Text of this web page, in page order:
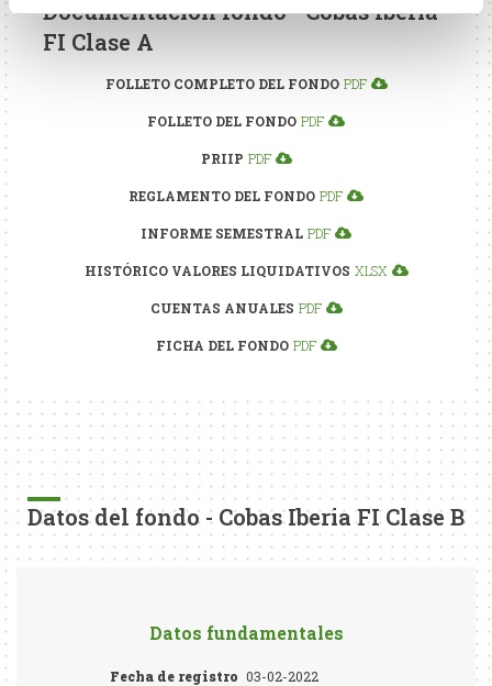
Documentación fondo - Cobas Iberia
FI Clase A
FOLLETO COMPLETO DEL FONDO PDF
FOLLETO DEL FONDO PDF
PRIIP PDF
REGLAMENTO DEL FONDO PDF
INFORME SEMESTRAL PDF
HISTÓRICO VALORES LIQUIDATIVOS XLSX
CUENTAS ANUALES PDF
FICHA DEL FONDO PDF
Datos del fondo - Cobas Iberia FI Clase B
Datos fundamentales
Fecha de registro 03-02-2022